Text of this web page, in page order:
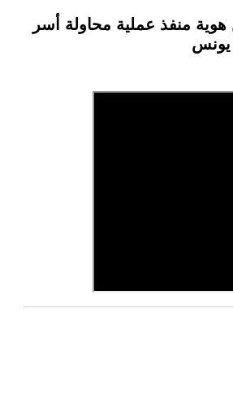
منفذ عملية محاولة أسر
يونس